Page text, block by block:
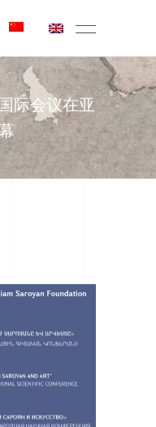
际会议在亚